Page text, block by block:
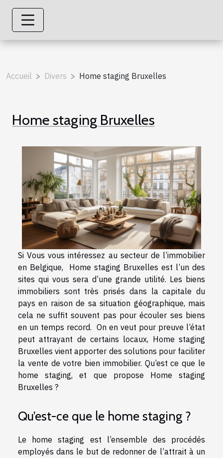
Accueil Divers Home staging Bruxelles
Home staging Bruxelles
Si Vous vous intéressez au secteur de l’immobilier
en Belgique, Home staging Bruxelles est l’un des
sites qui vous sera d’une grande utilité. Les biens
immobiliers sont très prisés dans la capitale du
pays en raison de sa situation géographique, mais
cela ne suffit souvent pas pour écouler ses biens
en un temps record. On en veut pour preuve l’état
peut attrayant de certains locaux, Home staging
Bruxelles vient apporter des solutions pour faciliter
la vente de votre bien immobilier. Qu’est ce que le
home staging, et que propose Home staging
Bruxelles ?
Qu’est-ce que le home staging ?
Le home staging est l’ensemble des procédés
employés dans le but de redonner de l’attrait à un